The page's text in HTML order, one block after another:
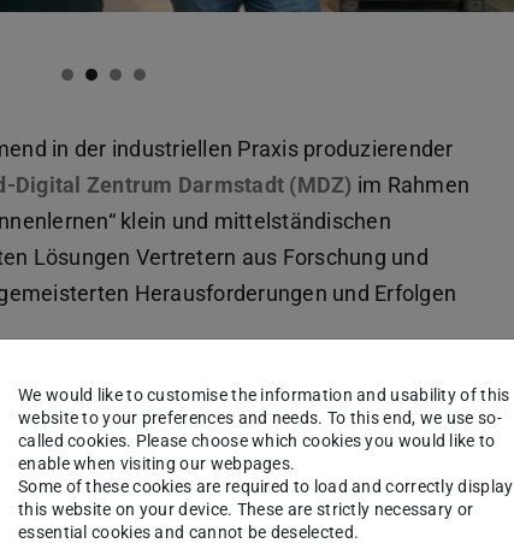
in der industriellen Praxis produzierender
Digital Zentrum Darmstadt (MDZ) im Rahmen
klein und mittelständischen
Lösungen Vertretern aus Forschung und
Herausforderungen und Erfolgen
Pioniere kennenlernen“ beim
und Co. KG statt. Das Thema dieses Formats
EnterPrise, in dem es um das optimierte
Maintenance-Ansatz in der mittelständischen
weiteren Konsortialpartner
Kopp
We would like to customise the information and usability of this
website to your preferences and needs. To this end, we use so-
called cookies. Please choose which cookies you would like to
enable when visiting our webpages.
Some of these cookies are required to load and correctly display
this website on your device. These are strictly necessary or
essential cookies and cannot be deselected.